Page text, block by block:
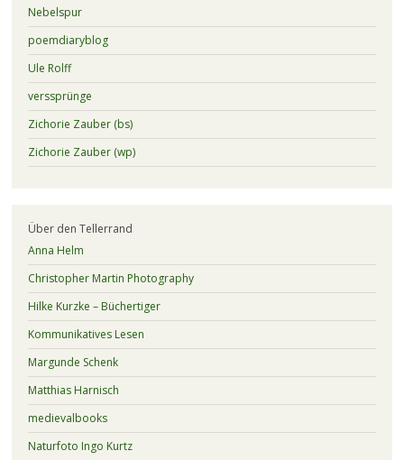
Nebelspur
poemdiaryblog
Ule Rolff
verssprünge
Zichorie Zauber (bs)
Zichorie Zauber (wp)
Über den Tellerrand
Anna Helm
Christopher Martin Photography
Hilke Kurzke – Büchertiger
Kommunikatives Lesen
Margunde Schenk
Matthias Harnisch
medievalbooks
Naturfoto Ingo Kurtz